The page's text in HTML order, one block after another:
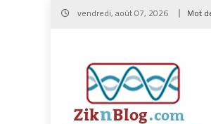
Skip
vendredi, août 07, 2026 Mot